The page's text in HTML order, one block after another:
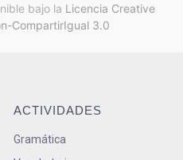
bajo la Licencia Creative
CompartirIgual 3.0
ACTIVIDADES
Gramática